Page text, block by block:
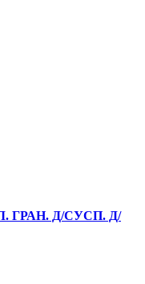
ГРАН. Д/СУСП. Д/